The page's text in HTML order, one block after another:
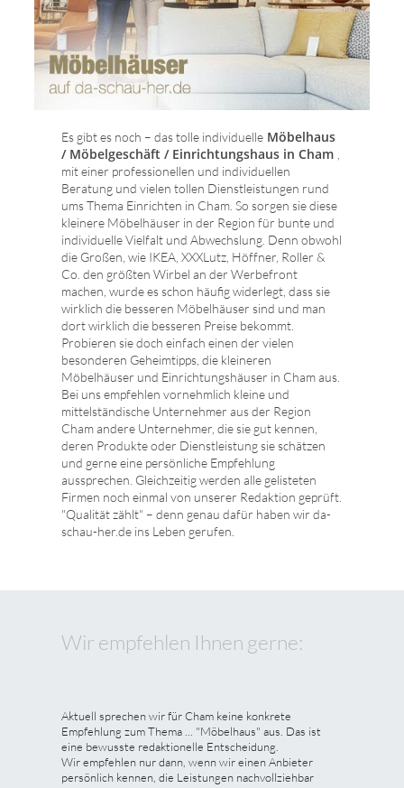
Es gibt es noch – das tolle individuelle Möbelhaus
/ Möbelgeschäft / Einrichtungshaus in Cham
mit einer professionellen und individuellen
Beratung und vielen tollen Dienstleistungen rund
ums Thema Einrichten in Cham. So sorgen sie diese
kleinere Möbelhäuser in der Region für bunte und
individuelle Vielfalt und Abwechslung. Denn obwohl
die Großen, wie IKEA, XXXLutz, Höffner, Roller &
Co. den größten Wirbel an der Werbefront
machen, wurde es schon häufig widerlegt, dass sie
wirklich die besseren Möbelhäuser sind und man
dort wirklich die besseren Preise bekommt.
Probieren sie doch einfach einen der vielen
besonderen Geheimtipps, die kleineren
Möbelhäuser und Einrichtungshäuser in Cham aus.
Bei uns empfehlen vornehmlich kleine und
mittelständische Unternehmer aus der Region
Cham andere Unternehmer, die sie gut kennen,
deren Produkte oder Dienstleistung sie schätzen
und gerne eine persönliche Empfehlung
aussprechen. Gleichzeitig werden alle gelisteten
Firmen noch einmal von unserer Redaktion geprüft.
"Qualität zählt" – denn genau dafür haben wir da-
schau-her.de ins Leben gerufen.
Wir empfehlen Ihnen gerne:
Aktuell sprechen wir für Cham keine konkrete
Empfehlung zum Thema ... "Möbelhaus" aus. Das ist
eine bewusste redaktionelle Entscheidung.
Wir empfehlen nur dann, wenn wir einen Anbieter
persönlich kennen, die Leistungen nachvollziehbar